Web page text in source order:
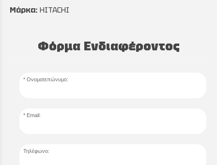
Μάρκα: HITACHI
Φόρμα Ενδιαφέροντος
Ονοματεπώνυμο:
Email:
Τηλέφωνο: